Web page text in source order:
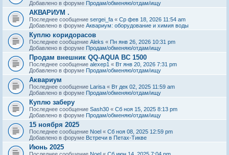
Добавлено в форуме Продам/обменяю/отдам/ищу
АКВАРИУМ .
Последнее сообщение sergei_fa « Ср фев 18, 2026 11:54 am
Добавлено в форуме Аквариум: оборудование и химия воды
Куплю коридорасов
Последнее сообщение Aleks « Пн янв 26, 2026 10:31 pm
Добавлено в форуме Продам/обменяю/отдам/ищу
Продам внешник QQ-AQUA BC 1500
Последнее сообщение alexep1 « Вт янв 20, 2026 7:31 pm
Добавлено в форуме Продам/обменяю/отдам/ищу
Аквариум
Последнее сообщение Larisa « Вт дек 02, 2025 11:59 am
Добавлено в форуме Продам/обменяю/отдам/ищу
Куплю заберу
Последнее сообщение Sash30 « Сб ноя 15, 2025 8:13 pm
Добавлено в форуме Продам/обменяю/отдам/ищу
15 ноября 2025
Последнее сообщение Noel « Сб ноя 08, 2025 12:59 pm
Добавлено в форуме Встречи в Петах-Тикве
Июнь 2025
Последнее сообщение Noel « Сб июн 14, 2025 7:04 pm